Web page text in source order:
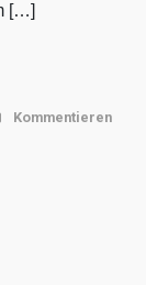
[…]
Kommentieren